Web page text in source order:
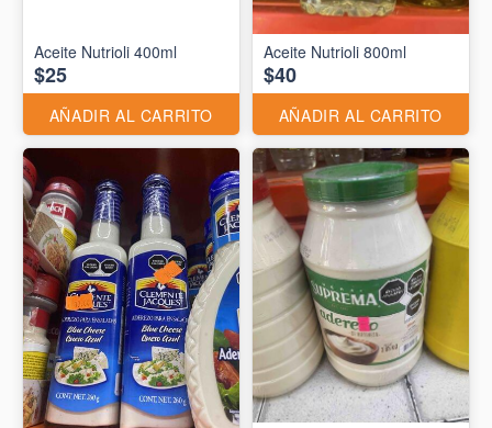
Aceite Nutrioli 400ml
$25
AÑADIR AL CARRITO
Aceite Nutrioli 800ml
$40
AÑADIR AL CARRITO